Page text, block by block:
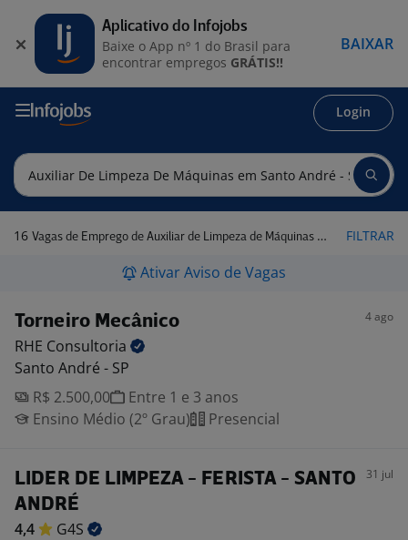
Login
16 Vagas de Emprego de Auxiliar de Limpeza de Máquinas em Santo André - SP FILTRAR
Ativar Aviso de Vagas
Torneiro Mecânico 4 ago
RHE Consultoria
Santo André - SP
R$ 2.500,00
Entre 1 e 3 anos
Ensino Médio (2º Grau)
Presencial
LIDER DE LIMPEZA - FERISTA - SANTO
ANDRÉ
31 jul
4,4
G4S
Aplicativo do Infojobs
Baixe o App nº 1 do Brasil para
encontrar empregos GRÁTIS!!
BAIXAR